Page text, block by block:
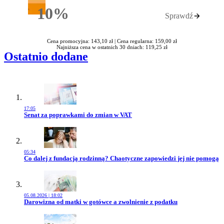
10%Rabatu Sprawdź
Cena promocyjna: 143,10 zł | Cena regularna: 159,00 zł
Najniższa cena w ostatnich 30 dniach: 119,25 zł
Ostatnio dodane
17:05
Przejdź do artykułu:
Senat za poprawkami do zmian w VAT
05:34
Przejdź do artykułu:
Co dalej z fundacją rodzinną? Chaotyczne zapowiedzi jej nie pomogą
05.08.2026 | 18:02
Przejdź do artykułu:
Darowizna od matki w gotówce a zwolnienie z podatku